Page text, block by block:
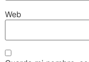
Web